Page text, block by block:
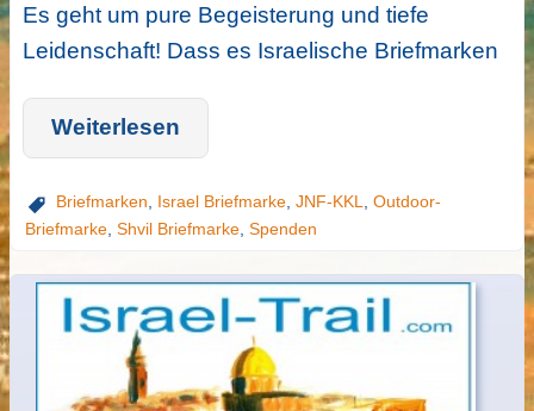
Es geht um pure Begeisterung und tiefe
Leidenschaft! Dass es Israelische Briefmarken
Weiterlesen
Briefmarken, Israel Briefmarke, JNF-KKL, Outdoor-
Briefmarke, Shvil Briefmarke, Spenden